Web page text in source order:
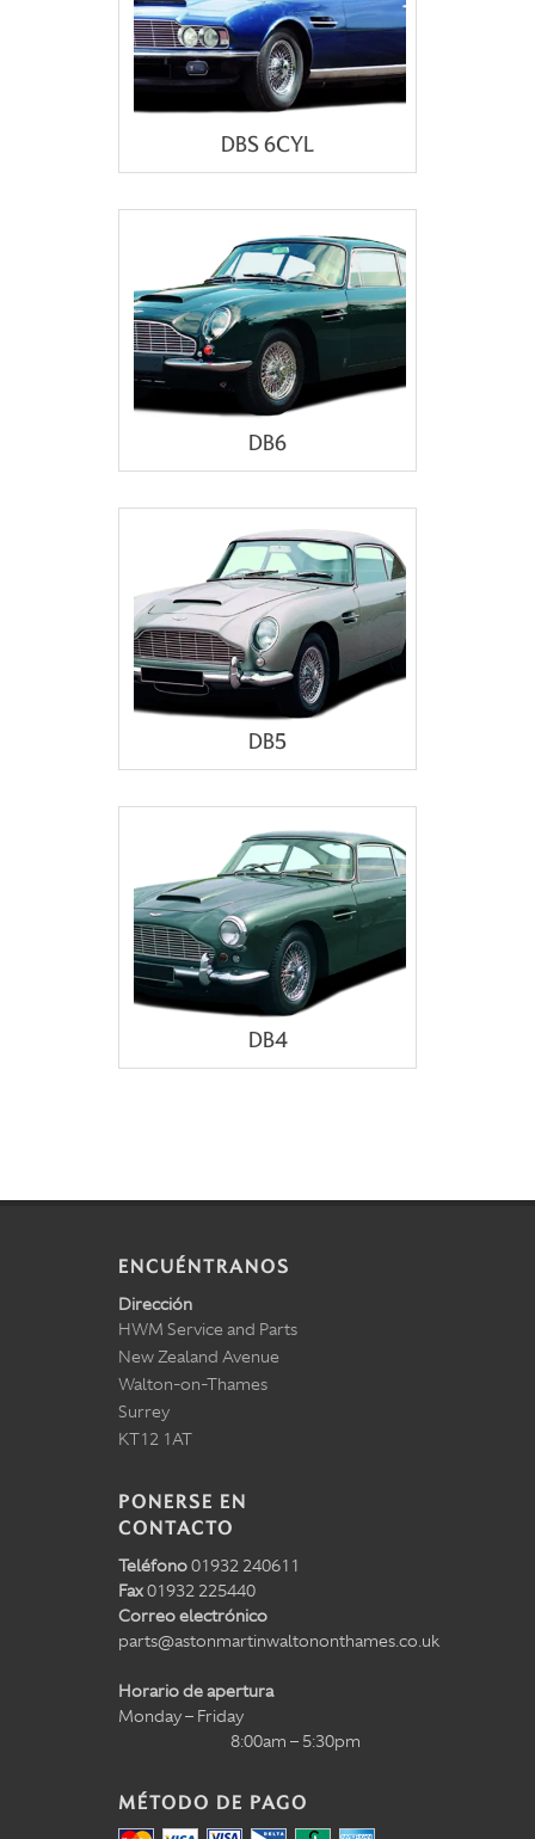
DBS 6CYL
DB6
DB5
DB4
ENCUÉNTRANOS
Dirección
HWM Service and Parts
New Zealand Avenue
Walton-on-Thames
Surrey
KT12 1AT
PONERSE EN
CONTACTO
Teléfono01932 240611
Fax01932 225440
Correo electrónico
parts@astonmartinwaltononthames.co.uk
Horario de apertura
Monday – Friday
8:00am – 5:30pm
MÉTODO DE PAGO